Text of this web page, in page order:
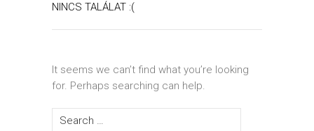
NINCS TALÁLAT :(
It seems we can’t find what you’re looking
for. Perhaps searching can help.
Search for: